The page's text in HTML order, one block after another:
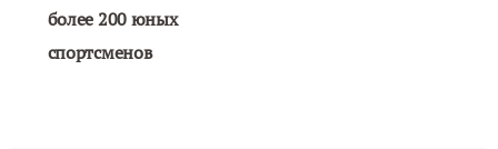
более 200 юных
спортсменов